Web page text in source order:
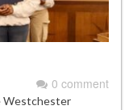
0 comment
Westchester